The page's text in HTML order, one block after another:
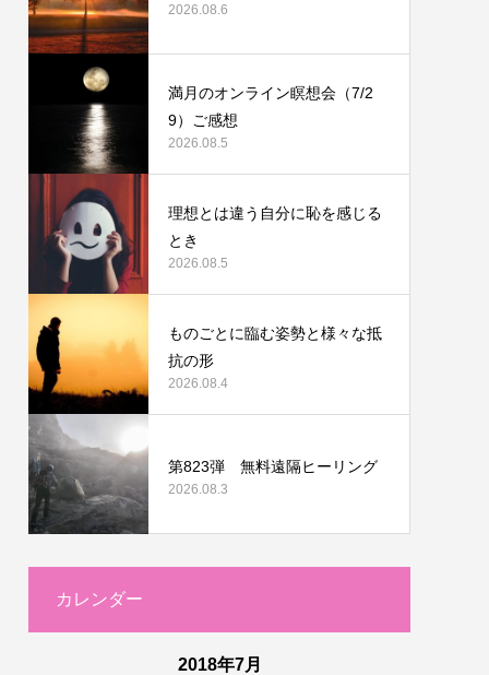
2026.08.6
満月のオンライン瞑想会（7/2
9）ご感想
2026.08.5
理想とは違う自分に恥を感じる
とき
2026.08.5
ものごとに臨む姿勢と様々な抵
抗の形
2026.08.4
第823弾 無料遠隔ヒーリング
2026.08.3
カレンダー
2018年7月